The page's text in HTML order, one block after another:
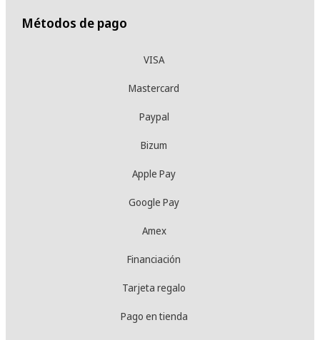
Métodos de pago
VISA
Mastercard
Paypal
Bizum
Apple Pay
Google Pay
Amex
Financiación
Tarjeta regalo
Pago en tienda